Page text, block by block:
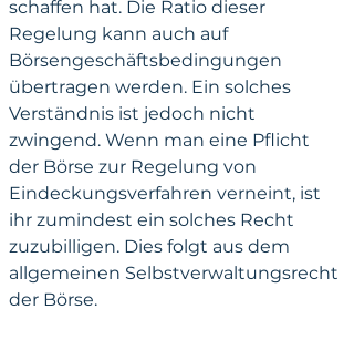
schaffen hat. Die Ratio dieser
Regelung kann auch auf
Börsengeschäftsbedingungen
übertragen werden. Ein solches
Verständnis ist jedoch nicht
zwingend. Wenn man eine Pflicht
der Börse zur Regelung von
Eindeckungsverfahren verneint, ist
ihr zumindest ein solches Recht
zuzubilligen. Dies folgt aus dem
allgemeinen Selbstverwaltungsrecht
der Börse.